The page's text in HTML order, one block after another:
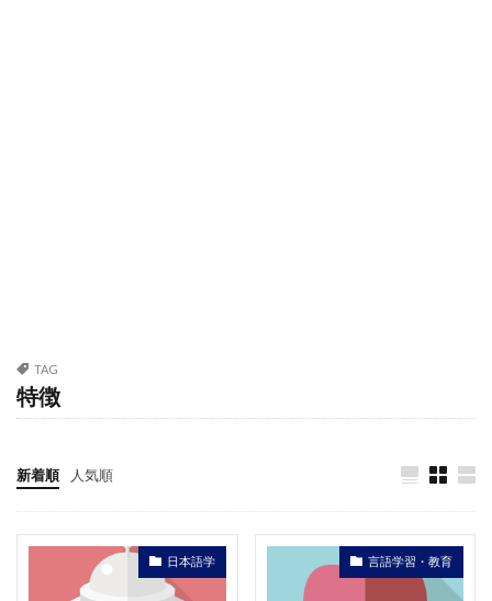
TAG
特徴
新着順 人気順
日本語学 言語学習・教育